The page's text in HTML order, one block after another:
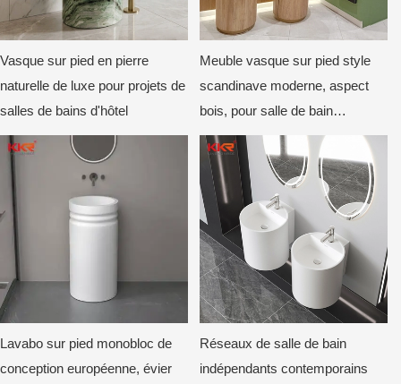
Vasque sur pied en pierre
naturelle de luxe pour projets de
salles de bains d'hôtel
Meuble vasque sur pied style
scandinave moderne, aspect
bois, pour salle de bain
commerciale
Lavabo sur pied monobloc de
conception européenne, évier
Réseaux de salle de bain
indépendants contemporains